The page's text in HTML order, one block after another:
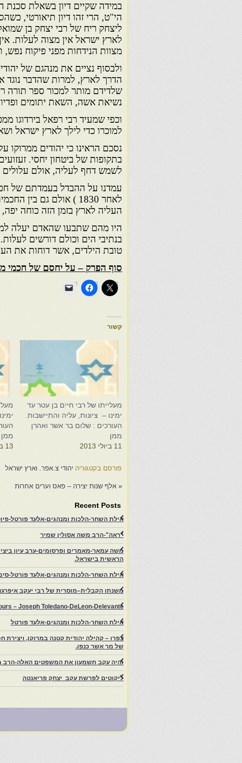
במידה שקיים דיון בשאלת
הי"ט, הרי זהו דיון תיאורטי,
ליצחק ריח של רבי יצחק בן
לארץ ישראל אין מצוה לעלות.
מצוות הנידחות מפני פיקוח
ולבסוף נציים את מנהגם של
הדרך לארץ, למרות שהדבר נוגד
שלדידם מותר למכור ספר תורה
נשיאת אשה, השאת יתומים
למוכרו כדי לילך לארץ ישראל
נסכם הראינו כי יהודים
בתקופות של ביטחון יחסי.
לשמש דחף לעליה, אולם עלולים
עמדנו על ההבדל בעמדתם של
לאחר 1830 ) אולם גם
העליה לארץ בזמן הזה כוחה
היו מהם שתבעו שהאדם יעלה
בנתיבי הים וכולם דורשים
טובת הילדים, אשר דוחות את
סוף הפרק – על יחסם של חכמי
קשור
מעלייתו של רבי חיים בן עטר עד
ימינו – ציונות, עליה והתיישבות.
העורכים : שלום בר אשר ואהרן
ממן
11 ביולי 2013
ממן
13 במרץ 2013
פורסם בקטגוריה יהודי צ.אפר. וארץ ישראל
« אלף שנות יצירה – פאס וערים אחרות
Recent Posts
אילת השחר-הלכות ומנהגים-אלעד פורטל-
"ראה"-הרב משה אסולין שמיר
משה עמאר-מאמרים ופרסומים-ערב עיון
הראשית בישראל.
אילת השחר-הלכות ומנהגים-אלעד פורטל-
משנתו הקבלית–מוסרית של רבי יעקב
– Joseph Toledano-DeLeon-Delevante.
אילת השחר-הלכות ומנהגים-אלעד פורטל
של מר אשר כנפו.
והיה עקב תשמעון את המשפטים האלה-הרב
ליקוטים לפרשת עקב יצחק פריאנטה